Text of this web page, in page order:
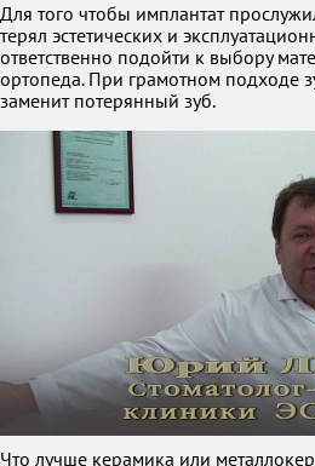
Для того чтобы имплантат
терял эстетических и
ответственно подойти к выбору
ортопеда. При грамотном подходе
заменит потерянный зуб.
Что лучше керамика или